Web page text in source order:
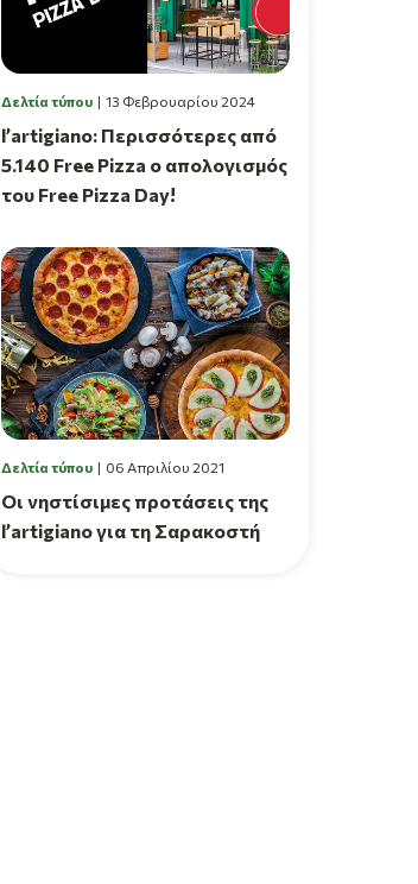
Δελτία τύπου 13 Φεβρουαρίου 2024
l’artigiano: Περισσότερες από
5.140 Free Pizza ο απολογισμός
του Free Pizza Day!
Δελτία τύπου 06 Απριλίου 2021
Οι νηστίσιμες προτάσεις της
l’artigiano για τη Σαρακοστή